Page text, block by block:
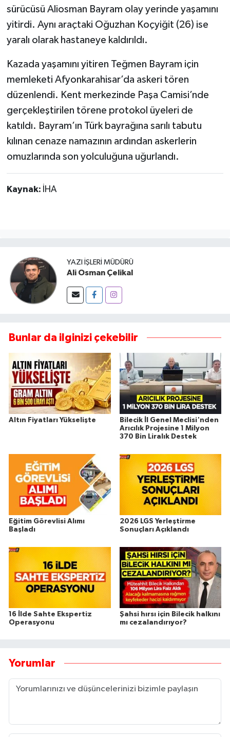
sürücüsü Aliosman Bayram olay yerinde yaşamını
yitirdi. Aynı araçtaki Oğuzhan Koçyiğit (26) ise
yaralı olarak hastaneye kaldırıldı.
Kazada yaşamını yitiren Teğmen Bayram için
memleketi Afyonkarahisar’da askeri tören
düzenlendi. Kent merkezinde Paşa Camisi’nde
gerçekleştirilen törene protokol üyeleri de
katıldı. Bayram’ın Türk bayrağına sarılı tabutu
kılınan cenaze namazının ardından askerlerin
omuzlarında son yolculuğuna uğurlandı.
Kaynak: İHA
YAZI İŞLERI MÜDÜRÜ
Ali Osman Çelikal
Bunlar da ilginizi çekebilir
Altın Fiyatları Yükselişte
Bilecik İl Genel Meclisi'nden
Arıcılık Projesine 1 Milyon
370 Bin Liralık Destek
Eğitim Görevlisi Alımı
Başladı
2026 LGS Yerleştirme
Sonuçları Açıklandı
16 İlde Sahte Ekspertiz
Operasyonu
Şahsi hırsı için Bilecik halkını
mı cezalandırıyor?
Yorumlar